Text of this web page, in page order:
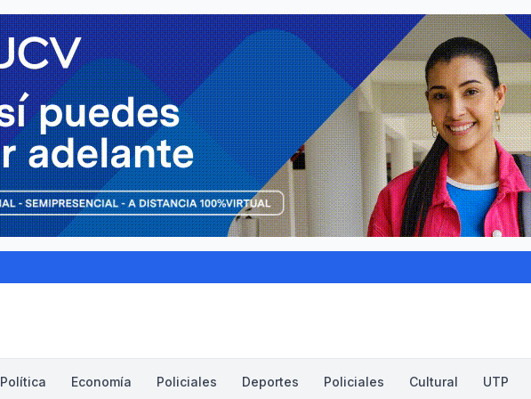
Política Economía Policiales Deportes Policiales Cultural UTP